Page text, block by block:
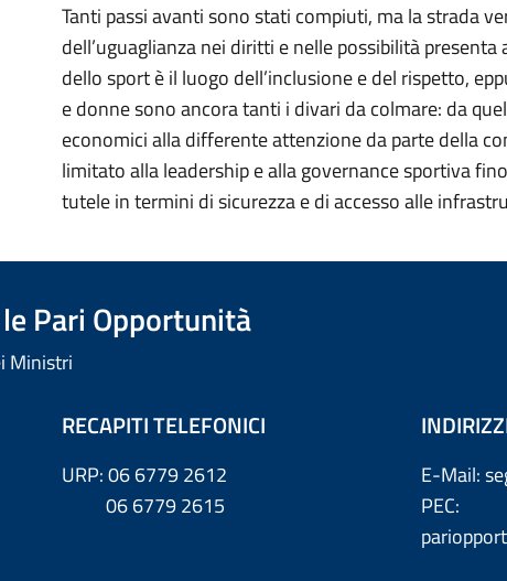
Tanti passi avanti sono stati compiuti, ma la strada
dell’uguaglianza nei diritti e nelle possibilità
dello sport è il luogo dell’inclusione e del rispetto,
e donne sono ancora tanti i divari da colmare: da
economici alla differente attenzione da parte della
limitato alla leadership e alla governance sportiva
tutele in termini di sicurezza e di accesso alle
Pari Opportunità
Ministri
RECAPITI TELEFONICI
URP: 06 6779 2612
06 6779 2615
E-Mail:
PEC: